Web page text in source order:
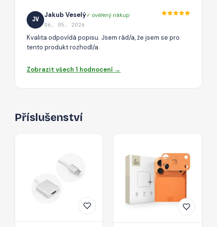
JV
Jakub Veselý✓ ověřený nákup
06. 05. 2026
Kvalita odpovídá popisu. Jsem rád/a, že jsem se pro
tento produkt rozhodl/a.
Zobrazit všech 1 hodnocení →
Příslušenství